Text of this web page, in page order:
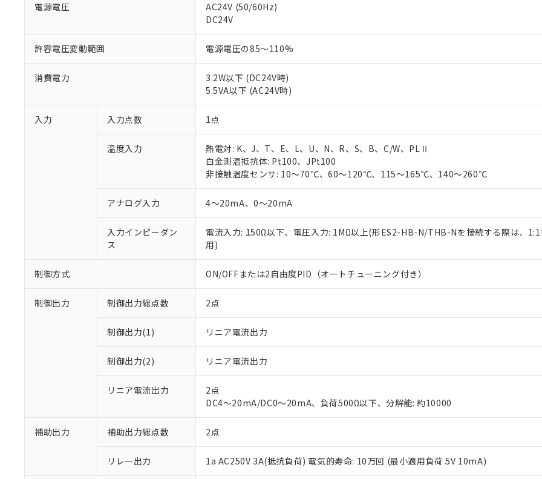
電源電圧
AC24V (50/60Hz)
DC24V
許容電圧変動範囲 電源電圧の85～110%
消費電力
3.2W以下 (DC24V時)
5.5VA以下 (AC24V時)
入力 入力点数 1点
温度入力
熱電対: K、J、T、E、L、U、N、R、S、B、C/W、PLⅡ
白金測温抵抗体: Pt100、JPt100
非接触温度センサ: 10～70℃、60～120℃、115～165℃、140～260℃
アナログ入力 4～20mA、0～20mA
入力インピーダン
ス
電流入力: 150Ω以下、電圧入力: 1MΩ以上(形ES2-HB-N/THB-Nを接続する際は、1:1
用)
制御方式 ON/OFFまたは2自由度PID（オートチューニング付き）
制御出力 制御出力総点数 2点
制御出力(1) リニア電流出力
制御出力(2) リニア電流出力
リニア電流出力
2点
DC4～20mA/DC0～20mA、負荷500Ω以下、分解能: 約10000
補助出力 補助出力総点数 2点
リレー出力 1a AC250V 3A(抵抗負荷) 電気的寿命: 10万回 (最小適用負荷 5V 10mA)
※1 対応状況